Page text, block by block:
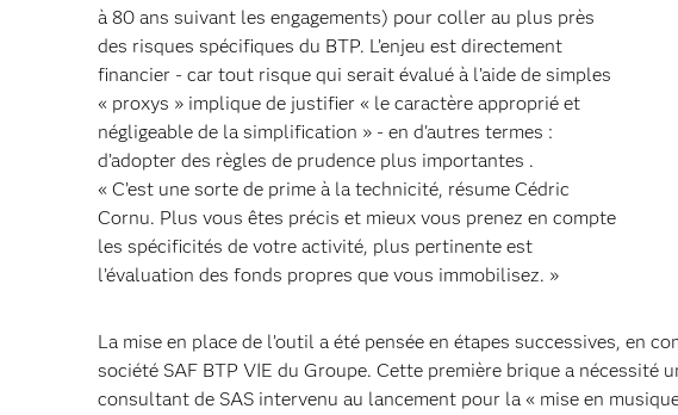
à 80 ans suivant les engagements) pour coller au plus près
des risques spécifiques du BTP. L’enjeu est directement
financier - car tout risque qui serait évalué à l’aide de simples
« proxys » implique de justifier « le caractère approprié et
négligeable de la simplification » - en d'autres termes :
d’adopter des règles de prudence plus importantes .
« C’est une sorte de prime à la technicité, résume Cédric
Cornu. Plus vous êtes précis et mieux vous prenez en compte
les spécificités de votre activité, plus pertinente est
l’évaluation des fonds propres que vous immobilisez. »
La mise en place de l’outil a été pensée en étapes successives, en
société SAF BTP VIE du Groupe. Cette première brique a nécessité
consultant de SAS intervenu au lancement pour la « mise en